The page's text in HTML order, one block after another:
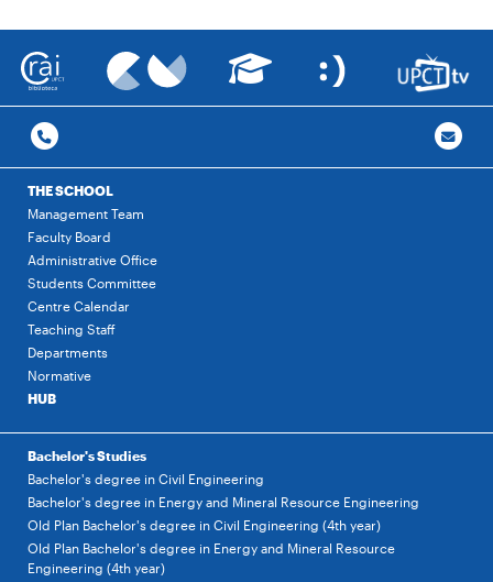
THE SCHOOL
Management Team
Faculty Board
Administrative Office
Students Committee
Centre Calendar
Teaching Staff
Departments
Normative
HUB
Bachelor's Studies
Bachelor's degree in Civil Engineering
Bachelor's degree in Energy and Mineral Resource Engineering
Old Plan Bachelor's degree in Civil Engineering (4th year)
Old Plan Bachelor's degree in Energy and Mineral Resource
Engineering (4th year)